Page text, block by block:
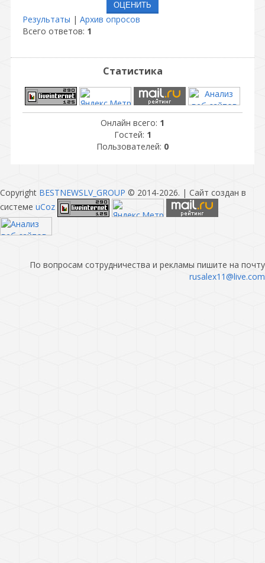
Результаты | Архив опросов
Всего ответов: 1
Статистика
Онлайн всего: 1
Гостей: 1
Пользователей: 0
Copyright BESTNEWSLV_GROUP © 2014-2026. | Сайт создан в
системе uCoz
По вопросам сотрудничества и рекламы пишите на почту
rusalex11@live.com